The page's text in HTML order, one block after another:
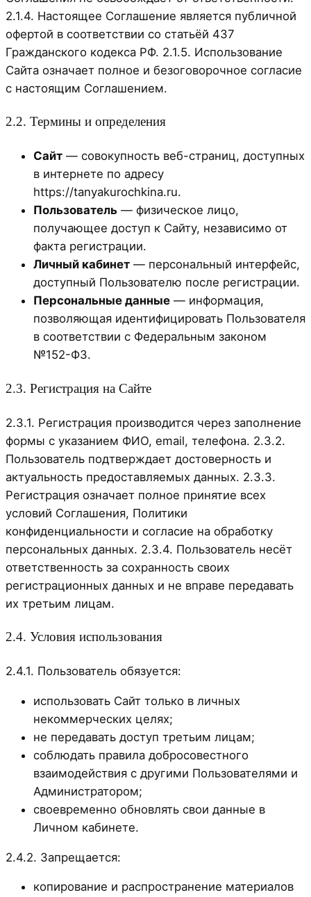
2.1.4. Настоящее Соглашение является публичной
офертой в соответствии со статьёй 437
Гражданского кодекса РФ. 2.1.5. Использование
Сайта означает полное и безоговорочное согласие
с настоящим Соглашением.
2.2. Термины и определения
Сайт — совокупность веб-страниц, доступных
в интернете по адресу
https://tanyakurochkina.ru.
Пользователь — физическое лицо,
получающее доступ к Сайту, независимо от
факта регистрации.
Личный кабинет — персональный интерфейс,
доступный Пользователю после регистрации.
Персональные данные — информация,
позволяющая идентифицировать Пользователя
в соответствии с Федеральным законом
№152-ФЗ.
2.3. Регистрация на Сайте
2.3.1. Регистрация производится через заполнение
формы с указанием ФИО, email, телефона. 2.3.2.
Пользователь подтверждает достоверность и
актуальность предоставляемых данных. 2.3.3.
Регистрация означает полное принятие всех
условий Соглашения, Политики
конфиденциальности и согласие на обработку
персональных данных. 2.3.4. Пользователь несёт
ответственность за сохранность своих
регистрационных данных и не вправе передавать
их третьим лицам.
2.4. Условия использования
2.4.1. Пользователь обязуется:
использовать Сайт только в личных
некоммерческих целях;
не передавать доступ третьим лицам;
соблюдать правила добросовестного
взаимодействия с другими Пользователями и
Администратором;
своевременно обновлять свои данные в
Личном кабинете.
2.4.2. Запрещается:
копирование и распространение материалов